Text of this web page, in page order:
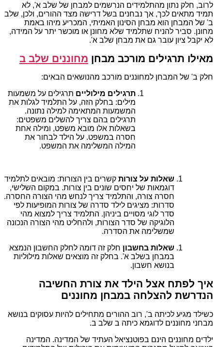
לרוב, חלק נתון מהתלמידים הנרשמים למבחן של שלב א', לא
תמיד מתאים לכך, אך נבחנים בשל דרישה מצד ההורים, ולכן, שלב
ב' של המבחן הוא מבחן הסינון האמיתי, המכריע מיהו באמת
מחונן. סביר להניח שתלמיד שלא מחונן או מוכשר יתר על המידה,
לא יקבל ציון עובר גם את מבחן שלב א'.
מאילו תרגילים מורכב מבחן מחוננים שלב ב
חלק ב' של המבחן למחוננים מורכב מהנושאים הבאים:
תרגילים מילוליים תרגילים על משמעות
מילים: בחלק הזה, על התלמיד לגלות את
המשמעות המתאימה למילה נתונה.
תרגילים בהם צריך להשלים משפטים:
בשאלות אלו מובא משפט, ומילה אחת
חסרה במשפט. על הילד לבחור את
המילה המשלימה את המשפט.
שאלות על צורות קשרים בין הצורות: מובאים לתלמיד
דוגמאות של יחסים שונים בין צורות. במקום השלישי,
חסרה צורה, והתלמיד צריך לנחש מהי הצורה החסרה.
סדרות: מציגים לילד סדרה של צורות המופיעות לפי
סדר לוגי מסויים ביניהן. התלמיד צריך למצוא מהי
הלוגיקה של סדר הצורות, ולהחליט מהי הצורה הנכונה
שמשלימה את הסדרה.
שאלות בחשבון חלק זה דומה לחלק החשבון הנמצא
במבחן בשלב א'. בחלק זה מוצאים שאלות מילוליות
בנושא חשבון.
איך לפתח אצל הילד את צורת החשיבה
הנדרשת להצלחה במבחן מחוננים
כשילד מגיע לכיתה ב', רוב ההורים מתחילים להיות עסוקים בנושא
מבחני מחוננים לדוגמא כיתה ב שלב ב.
ילדים מחוננים הינם בפוטנציאל העתיד של המדינה. המדינה